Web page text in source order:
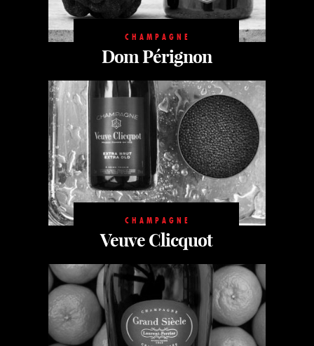
CHAMPAGNE
Dom Pérignon
CHAMPAGNE
Veuve Clicquot